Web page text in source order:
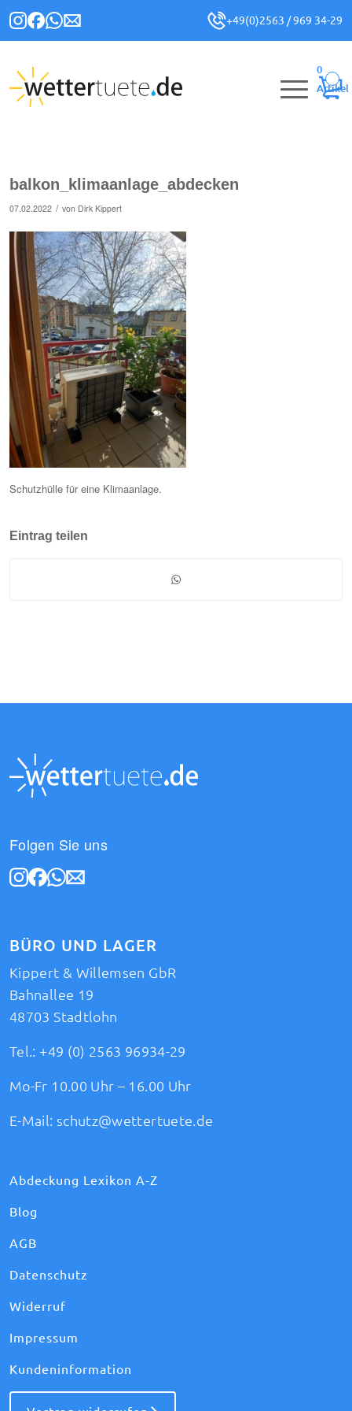
+49(0)2563 / 969 34-29
0
Artikel
balkon_klimaanlage_abdecken
07.02.2022 / von Dirk Kippert
Schutzhülle für eine Klimaanlage.
Eintrag teilen
Folgen Sie uns
BÜRO UND LAGER
Kippert & Willemsen GbR
Bahnallee 19
48703 Stadtlohn
Tel.: +49 (0) 2563 96934-29
Mo-Fr 10.00 Uhr – 16.00 Uhr
E-Mail: schutz@wettertuete.de
Abdeckung Lexikon A-Z
Blog
AGB
Datenschutz
Widerruf
Impressum
Kundeninformation